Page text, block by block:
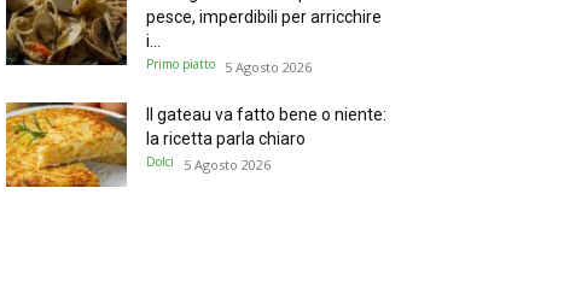
pesce, imperdibili per arricchire
i...
Primo piatto 5 Agosto 2026
Il gateau va fatto bene o niente:
la ricetta parla chiaro
Dolci 5 Agosto 2026